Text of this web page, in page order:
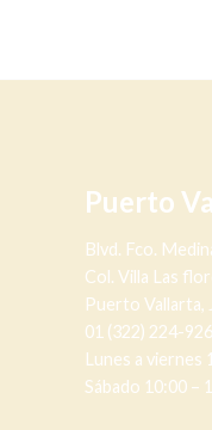
Puerto
Blvd. Fco.
Col. Villa Las
Puerto Vallarta,
01 (322) 224-
Lunes a viernes
Sábado 10:00 –